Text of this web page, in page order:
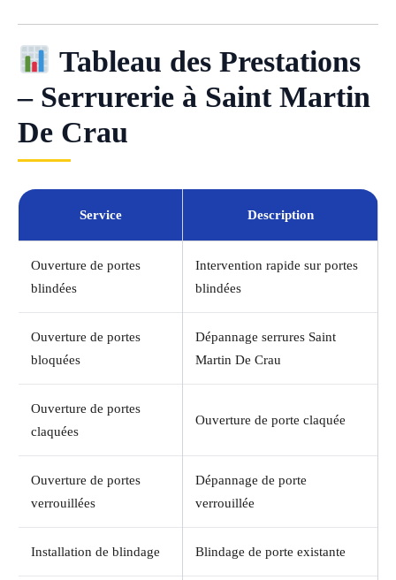
Tableau des Prestations
– Serrurerie à Saint Martin
De Crau
Service Description
Ouverture de portes
blindées
Intervention rapide sur portes
blindées
Ouverture de portes
bloquées
Dépannage serrures Saint
Martin De Crau
Ouverture de portes
claquées
Ouverture de porte claquée
Ouverture de portes
verrouillées
Dépannage de porte
verrouillée
Installation de blindage Blindage de porte existante